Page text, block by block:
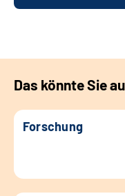
Das könnte Sie
Forschung